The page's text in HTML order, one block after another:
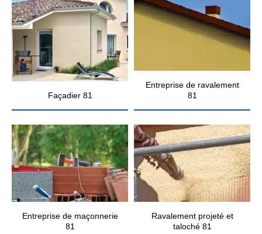
Façadier 81
Entreprise de ravalement
81
Entreprise de maçonnerie
81
Ravalement projeté et
taloché 81